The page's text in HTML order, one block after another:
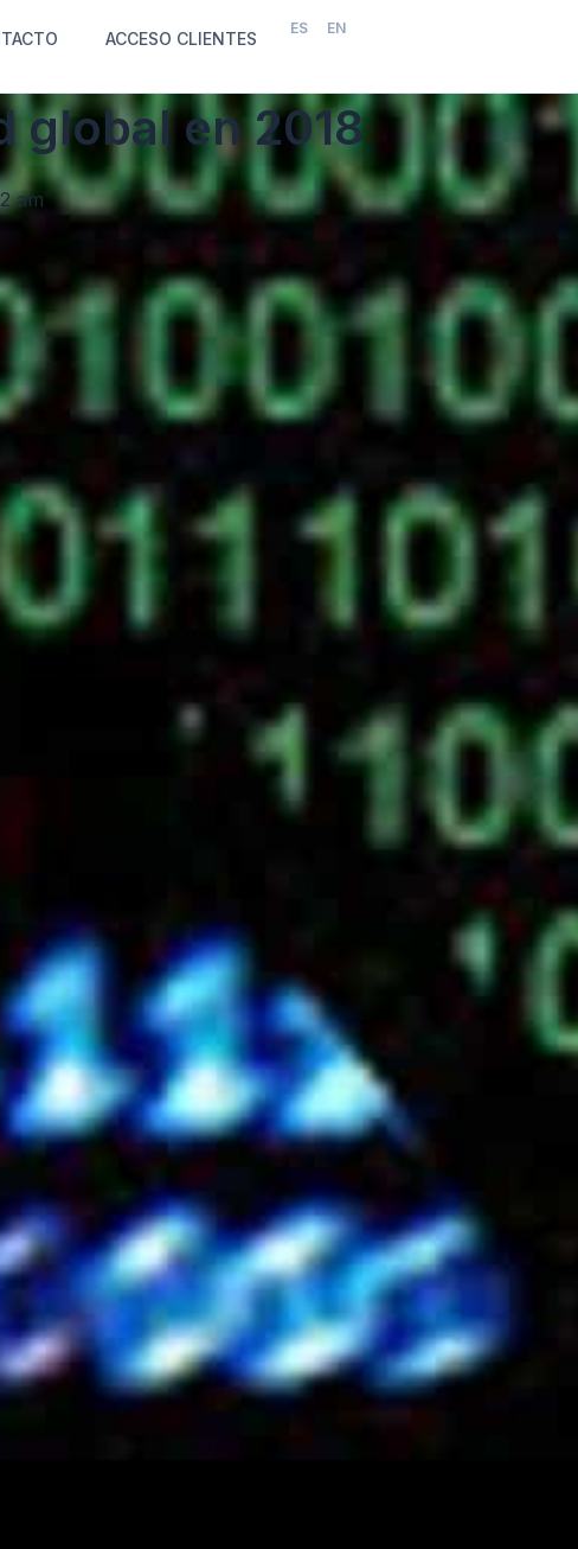
ACCESO CLIENTES
ES EN
global en 2018
am